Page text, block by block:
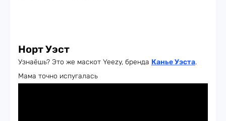
Норт Уэст
Узнаёшь? Это же маскот Yeezy, бренда Канье Уэста.
Мама точно испугалась